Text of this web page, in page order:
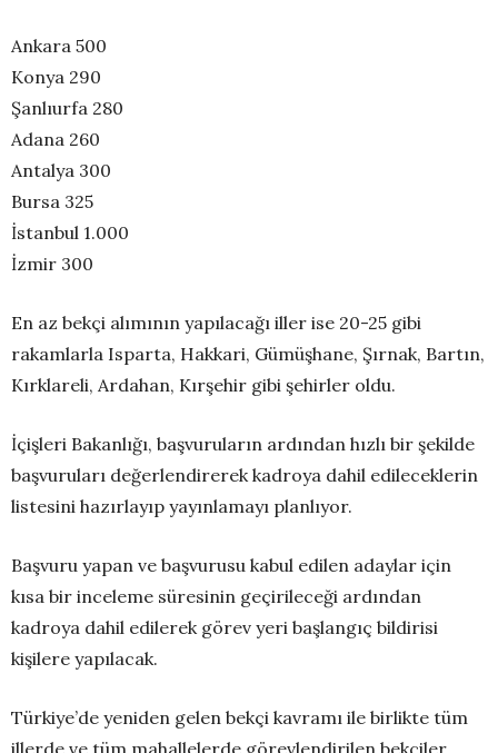
Ankara 500
Konya 290
Şanlıurfa 280
Adana 260
Antalya 300
Bursa 325
İstanbul 1.000
İzmir 300
En az bekçi alımının yapılacağı iller ise 20-25 gibi
rakamlarla Isparta, Hakkari, Gümüşhane, Şırnak, Bartın,
Kırklareli, Ardahan, Kırşehir gibi şehirler oldu.
İçişleri Bakanlığı, başvuruların ardından hızlı bir şekilde
başvuruları değerlendirerek kadroya dahil edileceklerin
listesini hazırlayıp yayınlamayı planlıyor.
Başvuru yapan ve başvurusu kabul edilen adaylar için
kısa bir inceleme süresinin geçirileceği ardından
kadroya dahil edilerek görev yeri başlangıç bildirisi
kişilere yapılacak.
Türkiye’de yeniden gelen bekçi kavramı ile birlikte tüm